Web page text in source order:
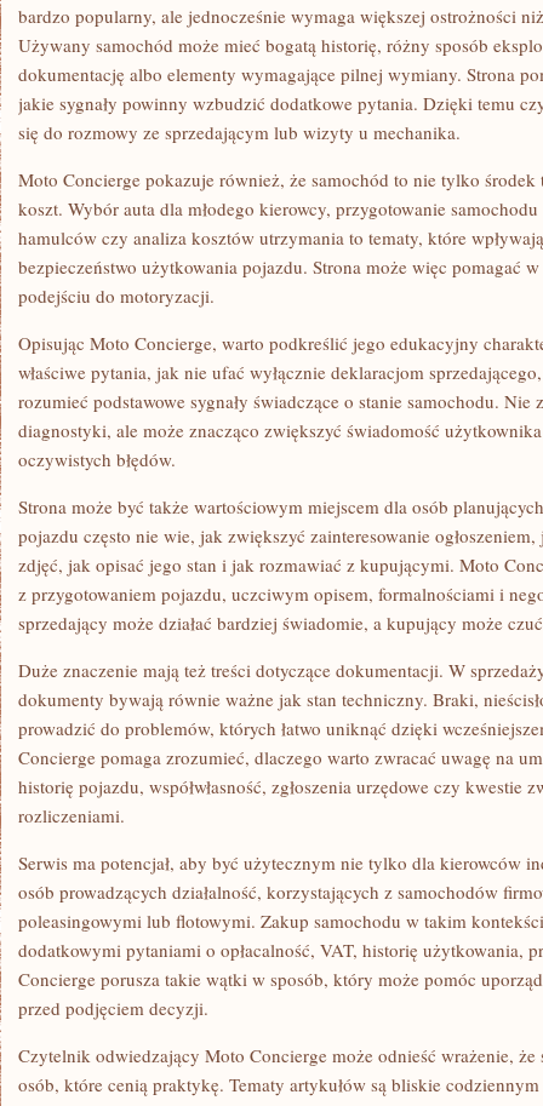
bardzo popularny, ale jednocześnie wymaga większej ostrożności
Używany samochód może mieć bogatą historię, różny sposób
dokumentację albo elementy wymagające pilnej wymiany. Strona
jakie sygnały powinny wzbudzić dodatkowe pytania. Dzięki temu
się do rozmowy ze sprzedającym lub wizyty u mechanika.
Moto Concierge pokazuje również, że samochód to nie tylko
koszt. Wybór auta dla młodego kierowcy, przygotowanie
hamulców czy analiza kosztów utrzymania to tematy, które
bezpieczeństwo użytkowania pojazdu. Strona może więc pomagać
podejściu do motoryzacji.
Opisując Moto Concierge, warto podkreślić jego edukacyjny
właściwe pytania, jak nie ufać wyłącznie deklaracjom
rozumieć podstawowe sygnały świadczące o stanie samochodu. Nie
diagnostyki, ale może znacząco zwiększyć świadomość
oczywistych błędów.
Strona może być także wartościowym miejscem dla osób
pojazdu często nie wie, jak zwiększyć zainteresowanie
zdjęć, jak opisać jego stan i jak rozmawiać z kupującymi. Moto
z przygotowaniem pojazdu, uczciwym opisem, formalnościami i
sprzedający może działać bardziej świadomie, a kupujący może
Duże znaczenie mają też treści dotyczące dokumentacji. W
dokumenty bywają równie ważne jak stan techniczny. Braki,
prowadzić do problemów, których łatwo uniknąć dzięki
Concierge pomaga zrozumieć, dlaczego warto zwracać uwagę na
historię pojazdu, współwłasność, zgłoszenia urzędowe czy kwestie
rozliczeniami.
Serwis ma potencjał, aby być użytecznym nie tylko dla kierowców
osób prowadzących działalność, korzystających z samochodów
poleasingowymi lub flotowymi. Zakup samochodu w takim
dodatkowymi pytaniami o opłacalność, VAT, historię użytkowania,
Concierge porusza takie wątki w sposób, który może pomóc
przed podjęciem decyzji.
Czytelnik odwiedzający Moto Concierge może odnieść wrażenie, że
osób, które cenią praktykę. Tematy artykułów są bliskie